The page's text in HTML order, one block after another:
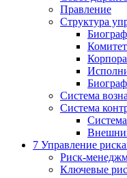
Правление
Структура
Система
Система
7 Управление
Риск-
Ключевые